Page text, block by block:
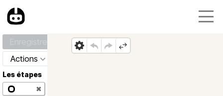
Actions
Les étapes
✖